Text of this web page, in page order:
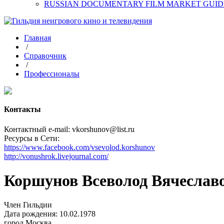
RUSSIAN DOCUMENTARY FILM MARKET
Главная
/
Справочник
/
Профессионалы
Контакты
Контактный e-mail: vkorshunov@list.ru
Ресурсы в Сети:
https://www.facebook.com/vsevolod.korshunov
http://vonushrok.livejournal.com/
Коршунов Всеволод
Член Гильдии
Дата рождения: 10.02.1978